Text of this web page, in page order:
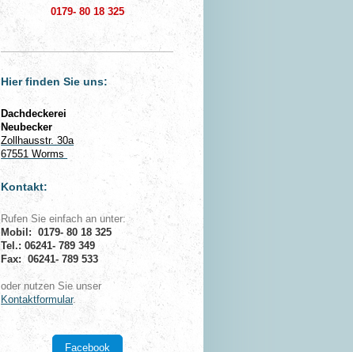
0179- 80 18 325
Hier finden Sie uns:
Dachdeckerei
Neubecker
Zollhausstr. 30a
67551 Worms
Kontakt:
Rufen Sie einfach an unter:
Mobil:0179- 80 18 325
Tel.:06241- 789 349
Fax: 06241- 789 533
oder nutzen Sie unser
Kontaktformular.
Facebook